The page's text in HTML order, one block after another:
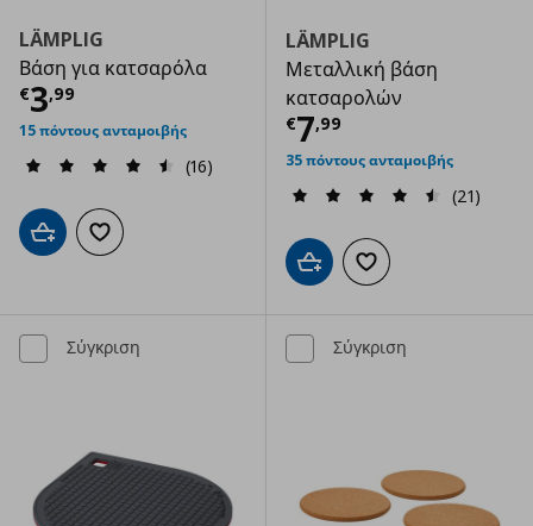
LÄMPLIG
Βάση για κατσαρόλα
€3,99
Τρέχουσα τιμή € 3,99
15 πόντους ανταμοιβής
(16)
Προσθήκη στο καλάθι
Προσθήκη στα αγαπημένα
LÄMPLIG
Μεταλλική βάση
κατσαρολών
€7,99
Τρέχουσα
35 πόντους ανταμοιβής
(21)
Προσθήκη στο καλάθι
Προσθήκη στα
Σύγκριση Σύγκριση